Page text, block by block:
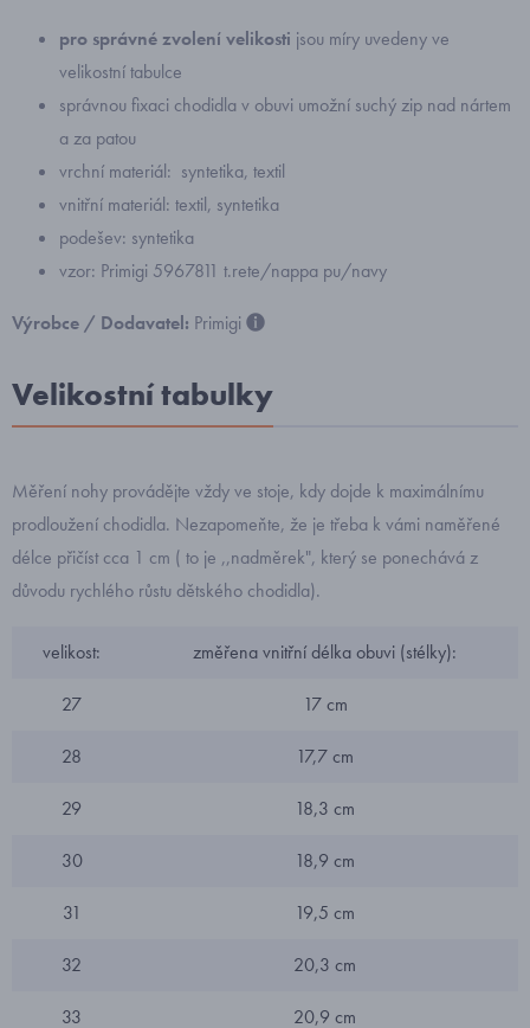
pro správné zvolení velikosti jsou míry uvedeny ve
velikostní tabulce
správnou fixaci chodidla v obuvi umožní suchý zip nad nártem
a za patou
vrchní materiál: syntetika, textil
vnitřní materiál: textil, syntetika
podešev: syntetika
vzor: Primigi 5967811 t.rete/nappa pu/navy
Výrobce / Dodavatel: Primigi
Velikostní tabulky
Měření nohy provádějte vždy ve stoje, kdy dojde k maximálnímu
prodloužení chodidla. Nezapomeňte, že je třeba k vámi naměřené
délce přičíst cca 1 cm ( to je ,,nadměrek", který se ponechává z
důvodu rychlého růstu dětského chodidla).
velikost: změřena vnitřní délka obuvi (stélky):
27 17 cm
28 17,7 cm
29 18,3 cm
30 18,9 cm
31 19,5 cm
32 20,3 cm
33 20,9 cm